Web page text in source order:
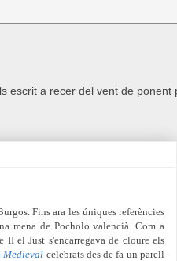
escrit a recer del vent de
Fins ara les úniques referències
mena de Pocholo valencià. Com a
II el Just s'encarregava de cloure els
Medieval celebrats des de fa un parell